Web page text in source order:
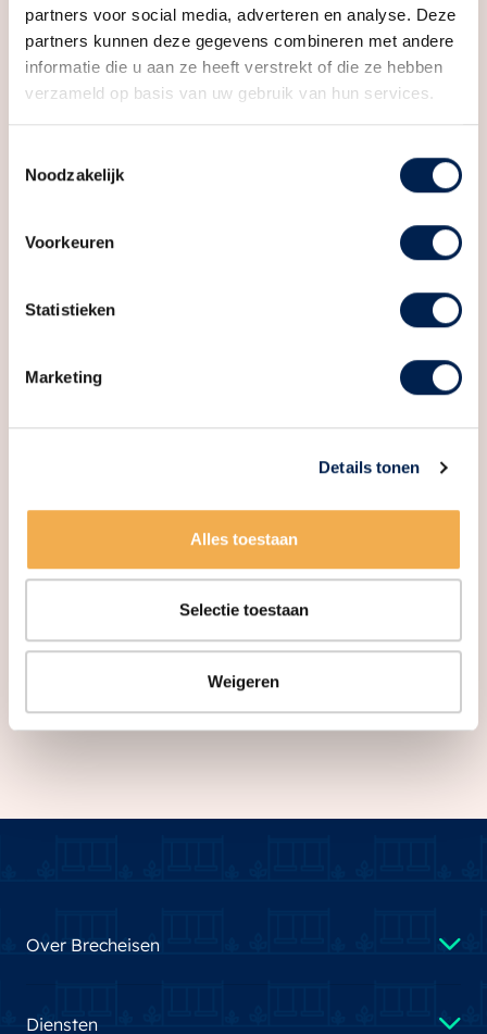
partners voor social media, adverteren en analyse. Deze
partners kunnen deze gegevens combineren met andere
informatie die u aan ze heeft verstrekt of die ze hebben
verzameld op basis van uw gebruik van hun services.
Noodzakelijk
Voorkeuren
Statistieken
Marketing
Details tonen
Alles toestaan
Selectie toestaan
Weigeren
kwartaal 2026
Zettershof gaat binnenkort in verkoop!
Over Brecheisen
Diensten